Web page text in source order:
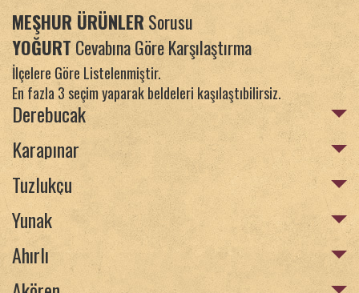
MEŞHUR ÜRÜNLER Sorusu
YOĞURT Cevabına Göre Karşılaştırma
İlçelere Göre Listelenmiştir.
En fazla 3 seçim yaparak beldeleri kaşılaştıbilirsiz.
Derebucak
Karapınar
Tuzlukçu
Yunak
Ahırlı